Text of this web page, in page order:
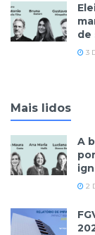
de
3
Mais lidos
A
2